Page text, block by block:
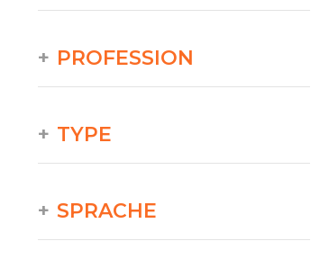
PROFESSION
TYPE
SPRACHE